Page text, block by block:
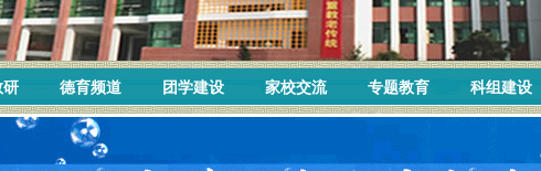
研 德育频道 团学建设 家校交流 专题教育 科组建设